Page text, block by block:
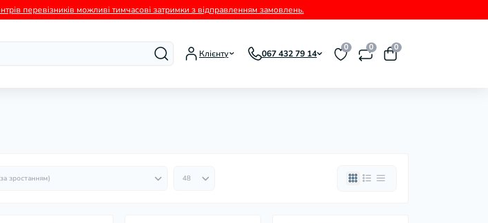
перевізників можливі тимчасові затримки з відправленням замовлень.
Клієнту 067 432 79 14
0 0 0